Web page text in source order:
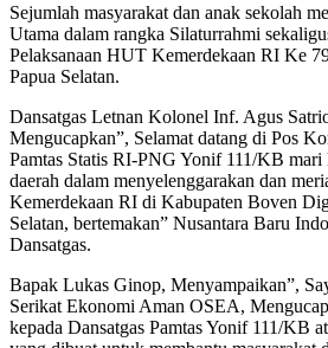
Sejumlah masyarakat dan anak sekolah
Utama dalam rangka Silaturrahmi
Pelaksanaan HUT Kemerdekaan RI Ke
Papua Selatan.
Dansatgas Letnan Kolonel Inf. Agus
Mengucapkan”, Selamat datang di Pos
Pamtas Statis RI-PNG Yonif 111/KB mari
daerah dalam menyelenggarakan dan
Kemerdekaan RI di Kabupaten Boven
Selatan, bertemakan” Nusantara Baru
Dansatgas.
Bapak Lukas Ginop, Menyampaikan”,
Serikat Ekonomi Aman OSEA,
kepada Dansatgas Pamtas Yonif 111/KB